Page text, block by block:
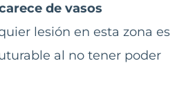
de vasos
lesión en esta zona es
al no tener poder